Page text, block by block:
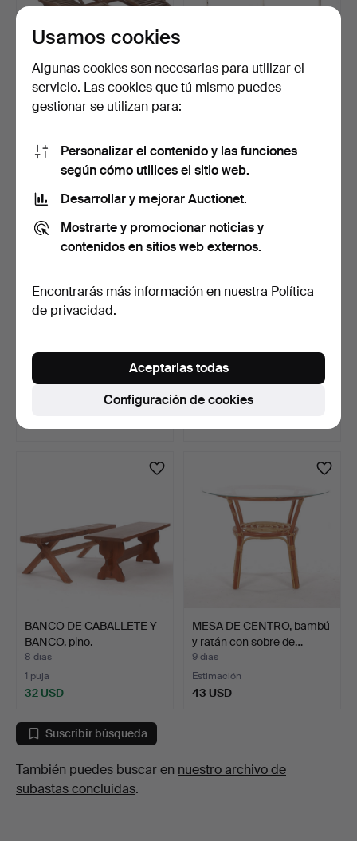
TUMBONAS, un par,
Jutlandia.
80 USD
MESA DE JARDÍN,
53 USD
SILLAS DE JARDÍN, tubo
de hierro y madera,…
53 USD
3+4 piezas, madera, pl…
Estimación
BANCO DE CABALLETE Y
BANCO, pino.
8 días
1 puja
32 USD
MESA DE CENTRO, bambú
y ratán con sobre de…
9 días
Estimación
43 USD
Suscribir búsqueda
También puedes buscar en nuestro archivo de
subastas concluidas.
Usamos cookies
Algunas cookies son necesarias para utilizar el
servicio. Las cookies que tú mismo puedes
gestionar se utilizan para:
Personalizar el contenido y las funciones
según cómo utilices el sitio web.
Desarrollar y mejorar Auctionet.
Mostrarte y promocionar noticias y
contenidos en sitios web externos.
Encontrarás más información en nuestra Política
de privacidad.
Configuración de cookies
Aceptarlas todas